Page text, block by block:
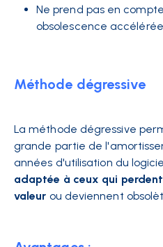
Ne prend pas en
obsolescence
Méthode dégressive
La méthode dégressive
grande partie de
années d'utilisation du
adaptée à ceux qui
valeur ou deviennent